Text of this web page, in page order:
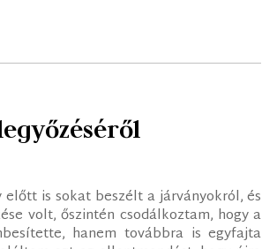
is sokat beszélt a járványokról, és
volt, őszintén csodálkoztam, hogy a
hanem továbbra is egyfajta